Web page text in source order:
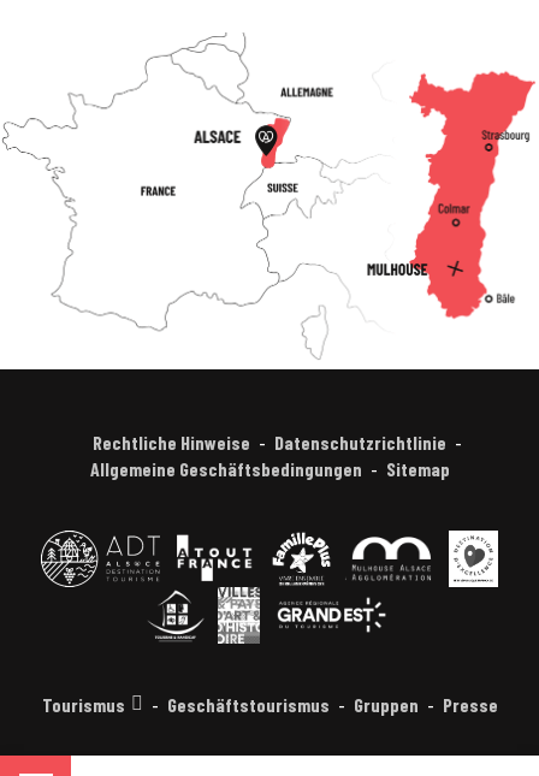
Rechtliche Hinweise
Datenschutzrichtlinie
Allgemeine Geschäftsbedingungen
Sitemap
Tourismus Geschäftstourismus Gruppen Presse